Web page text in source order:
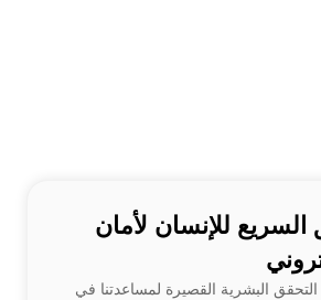
للإنسان لأمان
البشرية القصيرة لمساعدتنا في